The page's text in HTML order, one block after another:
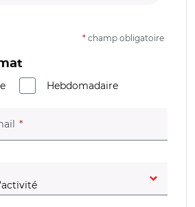
* champ obligatoire
Hebdomadaire
(champ obligatoire)